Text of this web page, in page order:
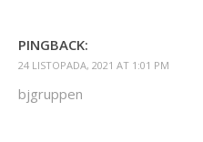
PINGBACK:
24 LISTOPADA, 2021 AT 1:01 PM
bjgruppen